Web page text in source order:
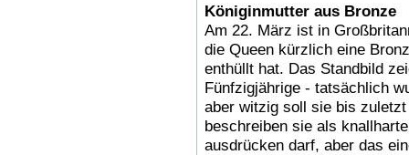
Königinmutter aus Bronze
Am 22. März ist in
die Queen kürzlich eine
enthüllt hat. Das Standbild
Fünfzigjährige - tatsächlich
aber witzig soll sie bis
beschreiben sie als
ausdrücken darf, aber das